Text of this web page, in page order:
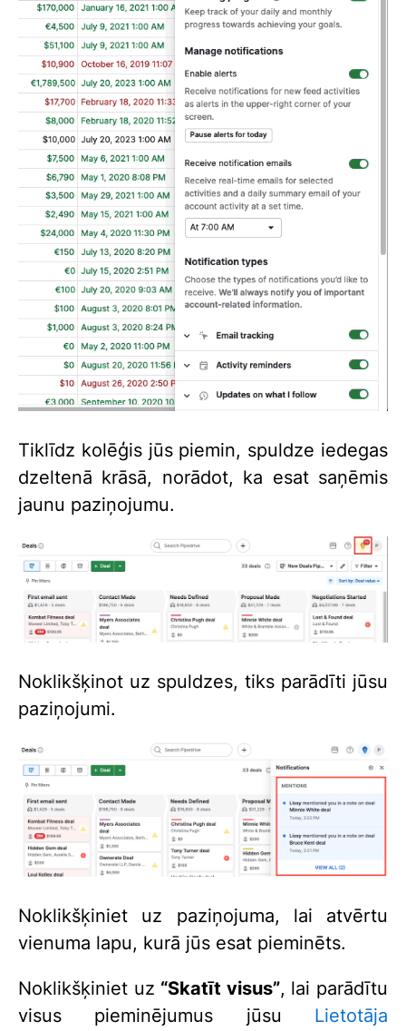
Tiklīdz kolēģis jūs piemin, spuldze iedegas
dzeltenā krāsā, norādot, ka esat saņēmis
jaunu paziņojumu.
Noklikšķinot uz spuldzes, tiks parādīti jūsu
paziņojumi.
Noklikšķiniet uz paziņojuma, lai atvērtu
vienuma lapu, kurā jūs esat pieminēts.
Noklikšķiniet uz “Skatīt visus”, lai parādītu
visus pieminējumus jūsu Lietotāja